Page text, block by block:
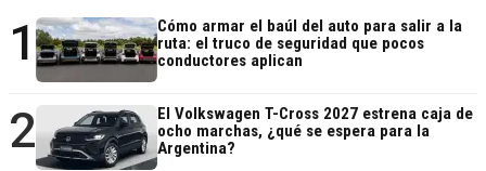
1
Cómo armar el baúl del auto para salir a la
ruta: el truco de seguridad que pocos
conductores aplican
2
El Volkswagen T-Cross 2027 estrena caja de
ocho marchas, ¿qué se espera para la
Argentina?